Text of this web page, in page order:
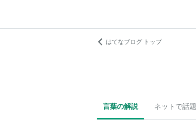
はてなブログ トップ
言葉の解説 ネットで話題